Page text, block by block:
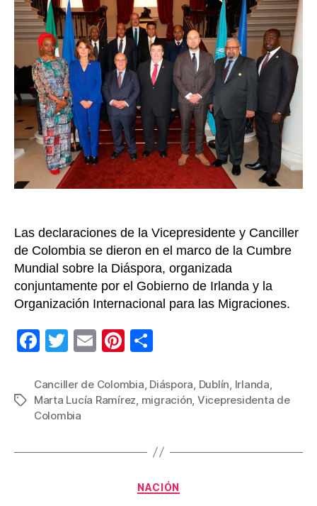
cuente
con
un
per
cápita
de
Marta
Lucía
Las declaraciones de la Vicepresidente y Canciller
de Colombia se dieron en el marco de la Cumbre
Mundial sobre la Diáspora, organizada
conjuntamente por el Gobierno de Irlanda y la
Organización Internacional para las Migraciones.
F
c
e
o
T
tt
er
E
ail
Pi
er
e
m
p
tir
Etiquetas
Canciller de Colombia, Diáspora, Dublín, Irlanda,
Marta Lucía Ramírez, migración, Vicepresidenta de
Colombia
Categorías
NACIÓN